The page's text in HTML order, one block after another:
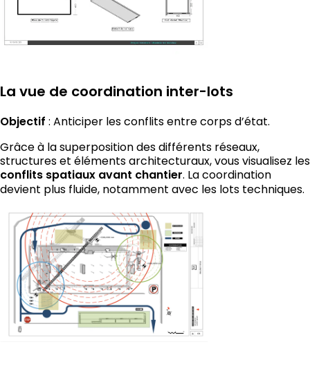
La vue de coordination inter-lots
Objectif : Anticiper les conflits entre corps d’état.
Grâce à la superposition des différents réseaux,
structures et éléments architecturaux, vous visualisez les
conflits spatiaux avant chantier. La coordination
devient plus fluide, notamment avec les lots techniques.